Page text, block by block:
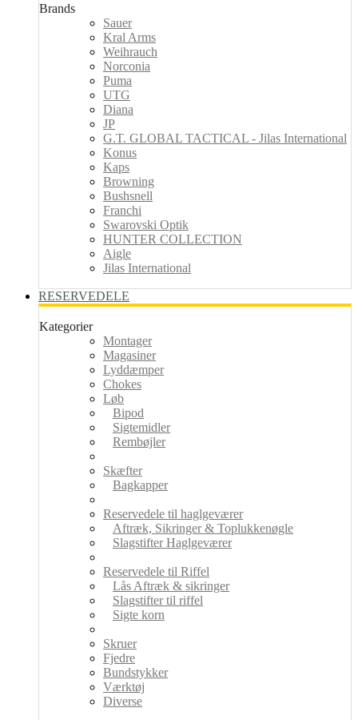
Brands
Sauer
Kral Arms
Weihrauch
Norconia
Puma
UTG
Diana
JP
G.T. GLOBAL TACTICAL - Jilas International
Konus
Kaps
Browning
Bushsnell
Franchi
Swarovski Optik
HUNTER COLLECTION
Aigle
Jilas International
RESERVEDELE
Kategorier
Montager
Magasiner
Lyddæmper
Chokes
Løb
Bipod
Sigtemidler
Rembøjler
Skæfter
Bagkapper
Reservedele til haglgeværer
Aftræk, Sikringer & Toplukkenøgle
Slagstifter Haglgeværer
Reservedele til Riffel
Lås Aftræk & sikringer
Slagstifter til riffel
Sigte korn
Skruer
Fjedre
Bundstykker
Værktøj
Diverse